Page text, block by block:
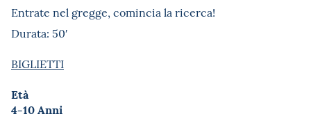
Entrate nel gregge, comincia la ricerca!
Durata: 50′
BIGLIETTI
Età
4-10 Anni